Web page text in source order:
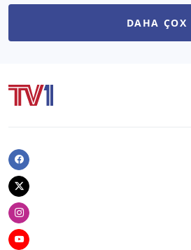
DAHA ÇOX
Facebook
Twitter
Instagram
Youtube